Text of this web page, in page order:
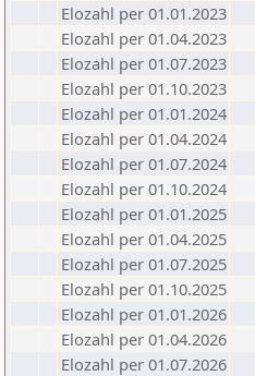
Elozahl per 01.01.2023
Elozahl per 01.04.2023
Elozahl per 01.07.2023
Elozahl per 01.10.2023
Elozahl per 01.01.2024
Elozahl per 01.04.2024
Elozahl per 01.07.2024
Elozahl per 01.10.2024
Elozahl per 01.01.2025
Elozahl per 01.04.2025
Elozahl per 01.07.2025
Elozahl per 01.10.2025
Elozahl per 01.01.2026
Elozahl per 01.04.2026
Elozahl per 01.07.2026